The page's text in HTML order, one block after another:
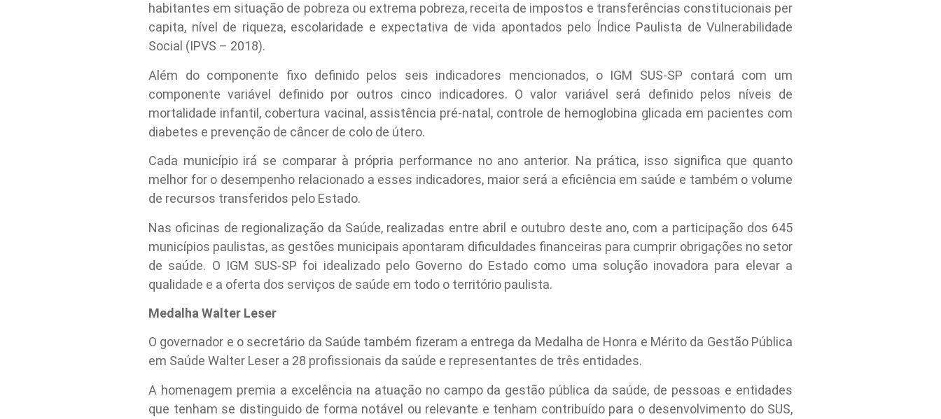
habitantes em situação de pobreza ou extrema pobreza, receita de impostos e transferências constitucionais per
capita, nível de riqueza, escolaridade e expectativa de vida apontados pelo Índice Paulista de Vulnerabilidade
Social (IPVS – 2018).
Além do componente fixo definido pelos seis indicadores mencionados, o IGM SUS-SP contará com um
componente variável definido por outros cinco indicadores. O valor variável será definido pelos níveis de
mortalidade infantil, cobertura vacinal, assistência pré-natal, controle de hemoglobina glicada em pacientes com
diabetes e prevenção de câncer de colo de útero.
Cada município irá se comparar à própria performance no ano anterior. Na prática, isso significa que quanto
melhor for o desempenho relacionado a esses indicadores, maior será a eficiência em saúde e também o volume
de recursos transferidos pelo Estado.
Nas oficinas de regionalização da Saúde, realizadas entre abril e outubro deste ano, com a participação dos 645
municípios paulistas, as gestões municipais apontaram dificuldades financeiras para cumprir obrigações no setor
de saúde. O IGM SUS-SP foi idealizado pelo Governo do Estado como uma solução inovadora para elevar a
qualidade e a oferta dos serviços de saúde em todo o território paulista.
Medalha Walter Leser
O governador e o secretário da Saúde também fizeram a entrega da Medalha de Honra e Mérito da Gestão Pública
em Saúde Walter Leser a 28 profissionais da saúde e representantes de três entidades.
A homenagem premia a excelência na atuação no campo da gestão pública da saúde, de pessoas e entidades
que tenham se distinguido de forma notável ou relevante e tenham contribuído para o desenvolvimento do SUS,